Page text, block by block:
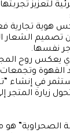
لتعزيز
هوية تجارية
تصميم الشعار
نفسها.
يعكس روح
القهوة
في إنشاء
زيارة المتجر
الصحراوية” هو